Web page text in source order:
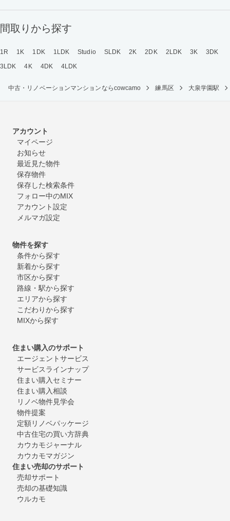
間取りから探す
1R 1K 1DK 1LDK Studio SLDK 2K 2DK 2LDK 3K
3DK
3LDK
4K 4DK 4LDK
中古・リノベーションマンションならcowcamo 練馬区 大泉学園駅
アカウント
マイページ
お知らせ
最近見た物件
保存物件
保存した検索条件
フォロー中のMIX
アカウント設定
メルマガ設定
物件を探す
条件から探す
新着から探す
市区から探す
路線・駅から探す
エリアから探す
こだわりから探す
MIXから探す
住まい購入のサポート
エージェントサービス
サービスラインナップ
住まい購入セミナー
住まい購入相談
リノベ物件見学会
物件提案
定額リノベパッケージ
中古住宅の買い方辞典
カウカモジャーナル
カウカモマガジン
住まい売却のサポート
売却サポート
売却の基礎知識
ウルカモ